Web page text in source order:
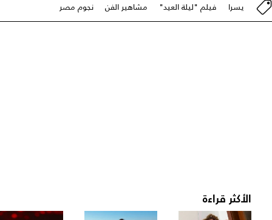
يسرا فيلم "ليلة العيد" مشاهير الفن نجوم مصر
الأكثر قراءة